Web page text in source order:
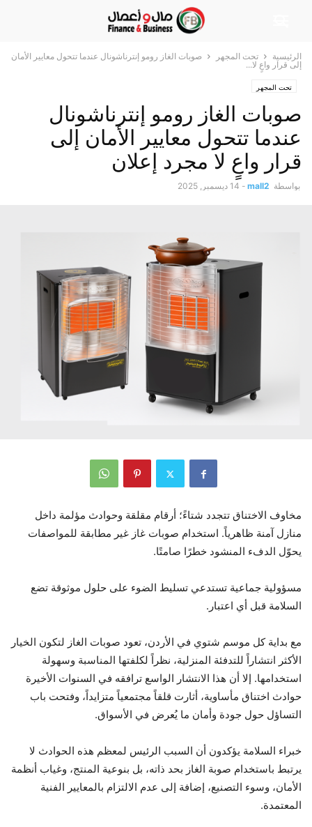
الرئيسية تحت المجهر
صوبات الغاز رومو إنترناشونال عندما تتحول معايير الأمان
إلى قرار واعٍ لا...
تحت المجهر
صوبات الغاز رومو إنترناشونال
عندما تتحول معايير الأمان إلى
قرار واعٍ لا مجرد إعلان
بواسطة mall2
- 14 ديسمبر, 2025
مخاوف الاختناق تتجدد شتاءً؛ أرقام مقلقة وحوادث مؤلمة داخل
منازل آمنة ظاهرياً. استخدام صوبات غاز غير مطابقة للمواصفات
يحوّل الدفء المنشود خطرًا صامتًا.
مسؤولية جماعية تستدعي تسليط الضوء على حلول موثوقة تضع
السلامة قبل أي اعتبار.
مع بداية كل موسم شتوي في الأردن، تعود صوبات الغاز لتكون الخيار
الأكثر انتشاراً للتدفئة المنزلية، نظراً لكلفتها المناسبة وسهولة
استخدامها. إلا أن هذا الانتشار الواسع ترافقه في السنوات الأخيرة
حوادث اختناق مأساوية، أثارت قلقاً مجتمعياً متزايداً، وفتحت باب
التساؤل حول جودة وأمان ما يُعرض في الأسواق.
خبراء السلامة يؤكدون أن السبب الرئيس لمعظم هذه الحوادث لا
يرتبط باستخدام صوبة الغاز بحد ذاته، بل بنوعية المنتج، وغياب أنظمة
الأمان، وسوء التصنيع، إضافة إلى عدم الالتزام بالمعايير الفنية
المعتمدة.